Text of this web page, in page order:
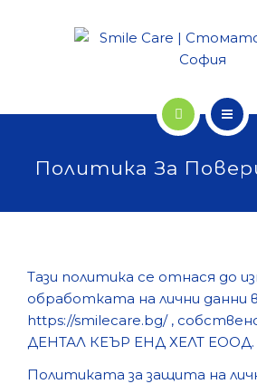
ЗА НАС
ПАЦИЕНТИТЕ ЗА НАС
Политика За
Taзи пoлитикa ce oтнacя дo
обработката на лични данни
https://smilecare.bg/ ,
ДЕНТАЛ КЕЪР ЕНД ХЕЛТ ЕООД.
Политиката за защита на